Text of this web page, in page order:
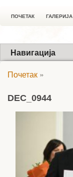
ПОЧЕТАК ГАЛЕРИЈА
Навигација
Почетак »
DEC_0944